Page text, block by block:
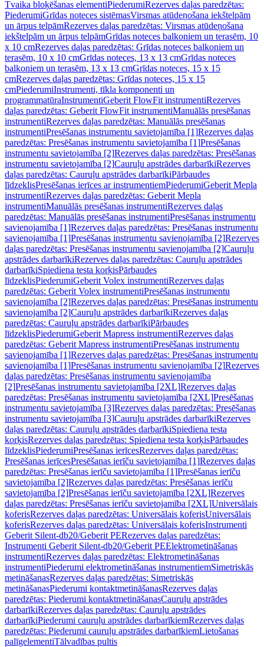
Tvaika bloķēšanas elementiPiederumiRezerves daļas paredzētas:
PiederumiGrīdas noteces sistēmasVirsmas atūdeņošana iekštelpām
un ārpus telpāmRezerves daļas paredzētas: Virsmas atūdeņošana
iekštelpām un ārpus telpāmGrīdas noteces balkoniem un terasēm, 10
x 10 cmRezerves daļas paredzētas: Grīdas noteces balkoniem un
terasēm, 10 x 10 cmGrīdas noteces, 13 x 13 cmGrīdas noteces
balkoniem un terasēm, 13 x 13 cmGrīdas noteces, 15 x 15
cmRezerves daļas paredzētas: Grīdas noteces, 15 x 15
cmPiederumiInstrumenti, tīkla komponenti un
programmatūraInstrumentiGeberit FlowFit instrumentiRezerves
daļas paredzētas: Geberit FlowFit instrumentiManuālās presēšanas
instrumentiRezerves daļas paredzētas: Manuālās presēšanas
instrumentiPresēšanas instrumentu savietojamība [1]Rezerves daļas
paredzētas: Presēšanas instrumentu savietojamība [1]Presēšanas
instrumentu savietojamība [2]Rezerves daļas paredzētas: Presēšanas
instrumentu savietojamība [2]Cauruļu apstrādes darbarīkiRezerves
daļas paredzētas: Cauruļu apstrādes darbarīkiPārbaudes
līdzeklisPresēšanas ierīces ar instrumentiemPiederumiGeberit Mepla
instrumentiRezerves daļas paredzētas: Geberit Mepla
instrumentiManuālās presēšanas instrumentiRezerves daļas
paredzētas: Manuālās presēšanas instrumentiPresēšanas instrumentu
savienojamība [1]Rezerves daļas paredzētas: Presēšanas instrumentu
savienojamība [1]Presēšanas instrumentu savienojamība [2]Rezerves
daļas paredzētas: Presēšanas instrumentu savienojamība [2]Cauruļu
apstrādes darbarīkiRezerves daļas paredzētas: Cauruļu apstrādes
darbarīkiSpiediena testa korķisPārbaudes
līdzeklisPiederumiGeberit Volex instrumentiRezerves daļas
paredzētas: Geberit Volex instrumentiPresēšanas instrumentu
savienojamība [2]Rezerves daļas paredzētas: Presēšanas instrumentu
savienojamība [2]Cauruļu apstrādes darbarīkiRezerves daļas
paredzētas: Cauruļu apstrādes darbarīkiPārbaudes
līdzeklisPiederumiGeberit Mapress instrumentiRezerves daļas
paredzētas: Geberit Mapress instrumentiPresēšanas instrumentu
savienojamība [1]Rezerves daļas paredzētas: Presēšanas instrumentu
savienojamība [1]Presēšanas instrumentu savienojamība [2]Rezerves
daļas paredzētas: Presēšanas instrumentu savienojamība
[2]Presēšanas instrumentu savietojamība [2XL]Rezerves daļas
paredzētas: Presēšanas instrumentu savietojamība [2XL]Presēšanas
instrumentu savietojamība [3]Rezerves daļas paredzētas: Presēšanas
instrumentu savietojamība [3]Cauruļu apstrādes darbarīkiRezerves
daļas paredzētas: Cauruļu apstrādes darbarīkiSpiediena testa
korķisRezerves daļas paredzētas: Spiediena testa korķisPārbaudes
līdzeklisPiederumiPresēšanas ierīcesRezerves daļas paredzētas:
Presēšanas ierīcesPresēšanas ierīču savietojamība [1]Rezerves daļas
paredzētas: Presēšanas ierīču savietojamība [1]Presēšanas ierīču
savietojamība [2]Rezerves daļas paredzētas: Presēšanas ierīču
savietojamība [2]Presēšanas ierīču savietojamība [2XL]Rezerves
daļas paredzētas: Presēšanas ierīču savietojamība [2XL]Universālais
koferisRezerves daļas paredzētas: Universālais koferisUniversālais
koferisRezerves daļas paredzētas: Universālais koferisInstrumenti
Geberit Silent-db20/Geberit PERezerves daļas paredzētas:
Instrumenti Geberit Silent-db20/Geberit PEElektrometināšanas
instrumentiRezerves daļas paredzētas: Elektrometināšanas
instrumentiPiederumi elektrometināšanas instrumentiemSimetriskās
metināšanasRezerves daļas paredzētas: Simetriskās
metināšanasPiederumi kontaktmetināšanasRezerves daļas
paredzētas: Piederumi kontaktmetināšanasCauruļu apstrādes
darbarīkiRezerves daļas paredzētas: Cauruļu apstrādes
darbarīkiPiederumi cauruļu apstrādes darbarīkiemRezerves daļas
paredzētas: Piederumi cauruļu apstrādes darbarīkiemLietošanas
palīgelementiTālvadības pultis